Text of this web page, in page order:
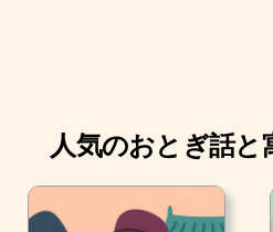
人気のおとぎ話と